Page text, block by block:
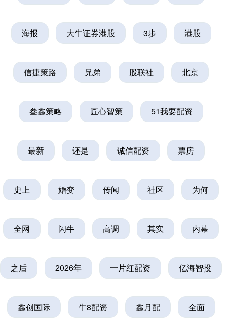
海报 大牛证券港股 3步 港股
信捷策路 兄弟 股联社 北京
叁鑫策略 匠心智策 51我要配资
最新 还是 诚信配资 票房
史上 婚变 传闻 社区 为何
全网 闪牛 高调 其实 内幕
之后 2026年 一片红配资 亿海智投
鑫创国际 牛8配资 鑫月配 全面